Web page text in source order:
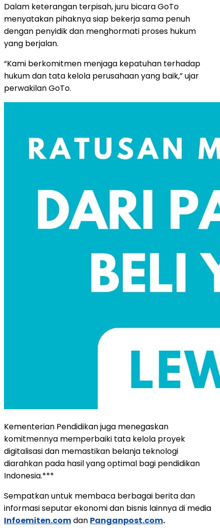
Dalam keterangan terpisah, juru bicara GoTo
menyatakan pihaknya siap bekerja sama penuh
dengan penyidik dan menghormati proses hukum
yang berjalan.
“Kami berkomitmen menjaga kepatuhan terhadap
hukum dan tata kelola perusahaan yang baik,” ujar
perwakilan GoTo.
Kementerian Pendidikan juga menegaskan
komitmennya memperbaiki tata kelola proyek
digitalisasi dan memastikan belanja teknologi
diarahkan pada hasil yang optimal bagi pendidikan
Indonesia.***
Sempatkan untuk membaca berbagai berita dan
informasi seputar ekonomi dan bisnis lainnya di media
Infoemiten.comdan Panganpost.com.